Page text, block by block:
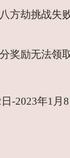
劫挑战失
励无法领
-2023年1月